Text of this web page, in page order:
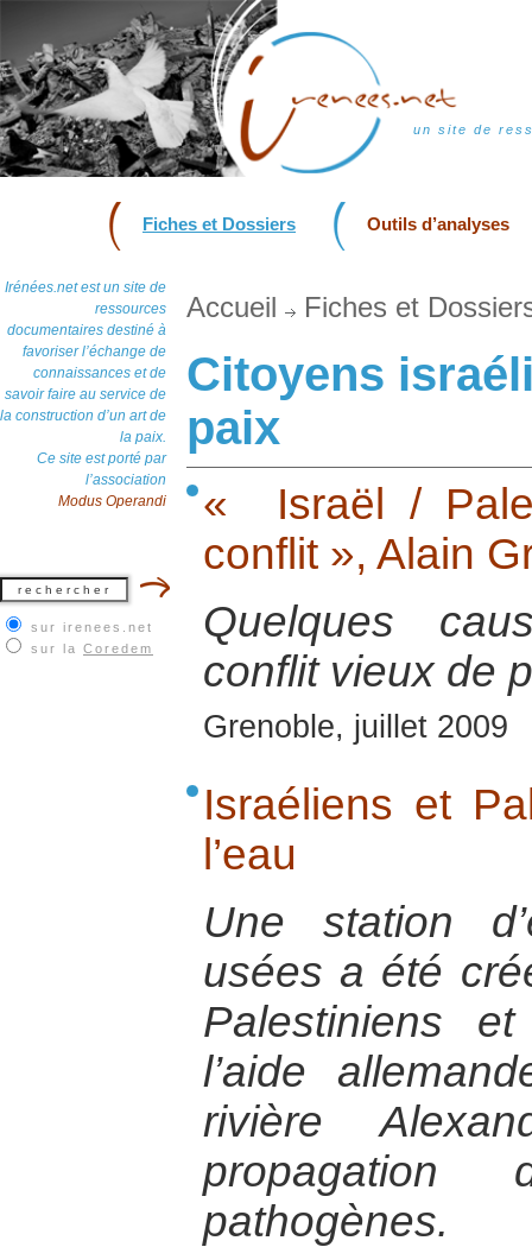
un site de
Fiches et Dossiers Outils d’analyses
Irénées.net est un site de
ressources
documentaires destiné à
favoriser l’échange de
connaissances et de
savoir faire au service de
la construction d’un art de
la paix.
Ce site est porté par
l’association
Modus Operandi
sur irenees.net
sur la Coredem
Accueil Fiches et
Citoyens
paix
« Israël /
conflit », Alain
Quelques
conflit vieux de
Grenoble, juillet 2009
Israéliens et
l’eau
Une station
usées a été
Palestiniens
l’aide
rivière
pathogènes.